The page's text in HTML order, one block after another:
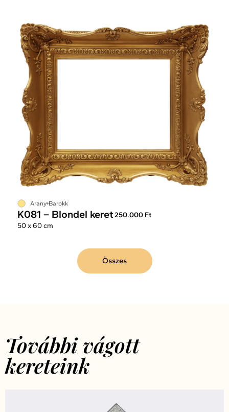
Arany Barokk
K081 – Blondel keret250.000 Ft
50 x 60 cm
Összes
További vágott
kereteink